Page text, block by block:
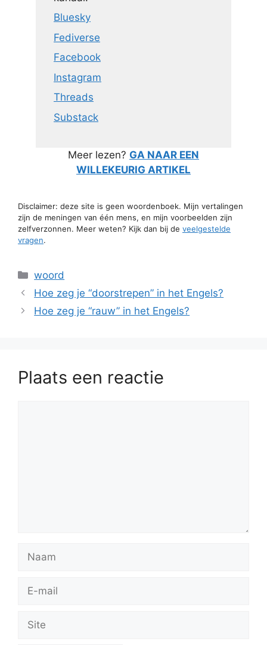
Bluesky
Fediverse
Facebook
Instagram
Threads
Substack
Meer lezen? GA NAAR EEN
WILLEKEURIG ARTIKEL
Disclaimer: deze site is geen woordenboek. Mijn vertalingen
zijn de meningen van één mens, en mijn voorbeelden zijn
zelfverzonnen. Meer weten? Kijk dan bij de veelgestelde
vragen.
Categorieën
woord
Hoe zeg je “doorstrepen” in het Engels?
Hoe zeg je “rauw” in het Engels?
Plaats een reactie
mail